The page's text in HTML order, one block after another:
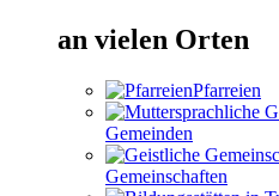
an vielen Orten
Pfarreien
Gemeinden
Gemeinschaften